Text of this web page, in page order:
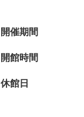
開催期間
開館時間
休館日